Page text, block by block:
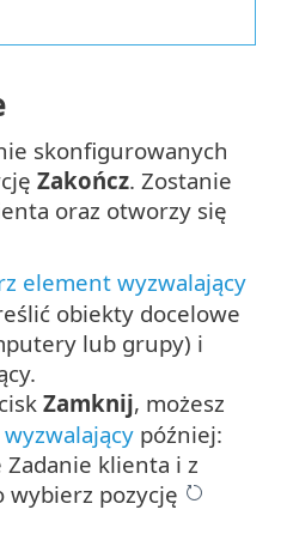
skonfigurowanych
Zakończ. Zostanie
oraz otworzy się
element wyzwalający
obiekty docelowe
lub grupy) i
Zamknij, możesz
później:
klienta i z
pozycję